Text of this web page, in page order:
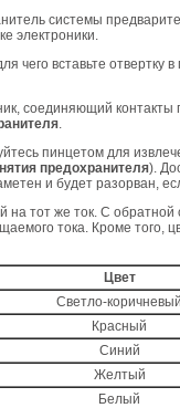
системы
электроники.
чего вставьте отвертку
соединяющий
.
пинцетом для
предохранителя).
и будет разорван,
на тот же ток. С
тока. Кроме того,
Цвет
Светло-коричневый
Красный
Синий
Желтый
Белый